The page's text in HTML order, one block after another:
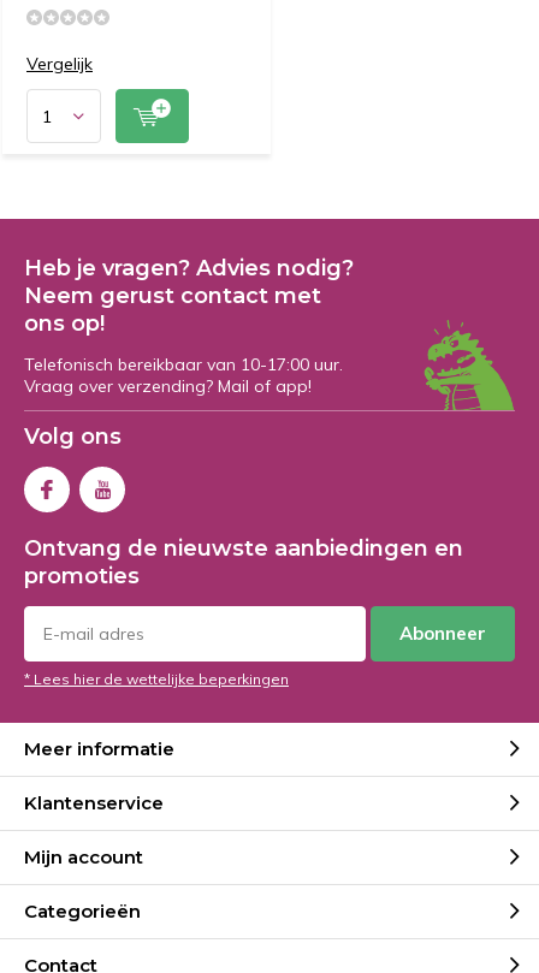
Vergelijk
Heb je vragen? Advies nodig?
Neem gerust contact met
ons op!
Telefonisch bereikbaar van 10-17:00 uur.
Vraag over verzending? Mail of app!
Volg ons
Ontvang de nieuwste aanbiedingen en
promoties
Abonneer
* Lees hier de wettelijke beperkingen
Meer informatie
Klantenservice
Mijn account
Categorieën
Contact